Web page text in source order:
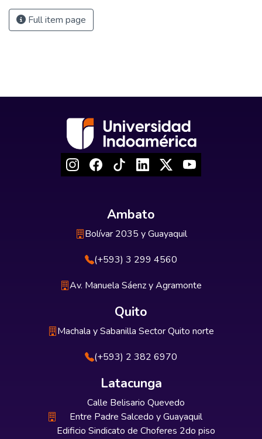
Full item page
Ambato
Bolívar 2035 y Guayaquil
(+593) 3 299 4560
Av. Manuela Sáenz y Agramonte
Quito
Machala y Sabanilla Sector Quito norte
(+593) 2 382 6970
Latacunga
Calle Belisario Quevedo
Entre Padre Salcedo y Guayaquil
Edificio Sindicato de Choferes 2do piso